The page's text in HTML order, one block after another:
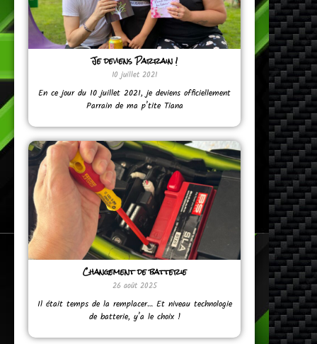
Je deviens Parrain !
10 juillet 2021
En ce jour du 10 juillet 2021, je deviens officiellement
Parrain de ma p’tite Tiana
Changement de batterie
26 août 2025
Il était temps de la remplacer… Et niveau technologie
de batterie, y’a le choix !